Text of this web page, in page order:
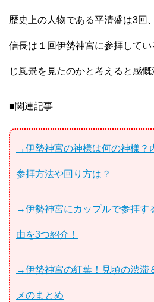
歴史上の人物である平清盛は3回
信長は１回伊勢神宮に参拝して
じ風景を見たのかと考えると感慨
■関連記事
→伊勢神宮の神様は何の神様？
参拝方法や回り方は？
→伊勢神宮にカップルで参拝す
由を3つ紹介！
→伊勢神宮の紅葉！見頃の渋滞
メのまとめ